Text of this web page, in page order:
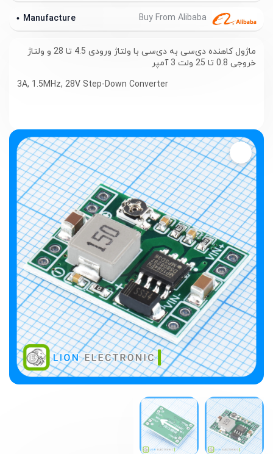
Buy From Alibaba
Manufacture
ماژول کاهنده دی‌سی به دی‌سی با ولتاژ ورودی 4.5 تا 28 و ولتاژ
خروجی 0.8 تا 25 ولت 3 آمپر
3A, 1.5MHz, 28V Step-Down Converter